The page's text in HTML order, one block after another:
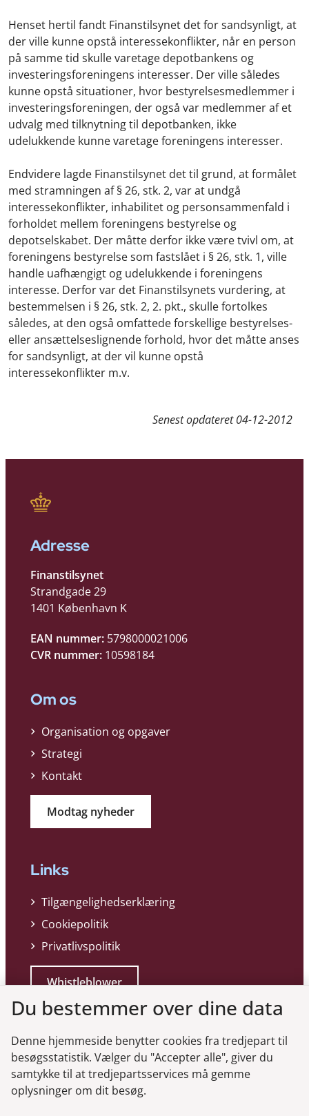
Henset hertil fandt Finanstilsynet det for sandsynligt, at
der ville kunne opstå interessekonflikter, når en person
på samme tid skulle varetage depotbankens og
investeringsforeningens interesser. Der ville således
kunne opstå situationer, hvor bestyrelsesmedlemmer i
investeringsforeningen, der også var medlemmer af et
udvalg med tilknytning til depotbanken, ikke
udelukkende kunne varetage foreningens interesser.
Endvidere lagde Finanstilsynet det til grund, at formålet
med stramningen af § 26, stk. 2, var at undgå
interessekonflikter, inhabilitet og personsammenfald i
forholdet mellem foreningens bestyrelse og
depotselskabet. Der måtte derfor ikke være tvivl om, at
foreningens bestyrelse som fastslået i § 26, stk. 1, ville
handle uafhængigt og udelukkende i foreningens
interesse. Derfor var det Finanstilsynets vurdering, at
bestemmelsen i § 26, stk. 2, 2. pkt., skulle fortolkes
således, at den også omfattede forskellige bestyrelses-
eller ansættelseslignende forhold, hvor det måtte anses
for sandsynligt, at der vil kunne opstå
interessekonflikter m.v.
Senest opdateret04-12-2012
Adresse
Finanstilsynet
Strandgade 29
1401 København K
EAN nummer: 5798000021006
CVR nummer: 10598184
Om os
Organisation og opgaver
Strategi
Kontakt
Modtag nyheder
Links
Tilgængelighedserklæring
Cookiepolitik
Privatlivspolitik
Whistleblower
Genveje
Du bestemmer over dine data
Denne hjemmeside benytter cookies fra tredjepart til
besøgsstatistik. Vælger du "Accepter alle", giver du
samtykke til at tredjepartsservices må gemme
oplysninger om dit besøg.